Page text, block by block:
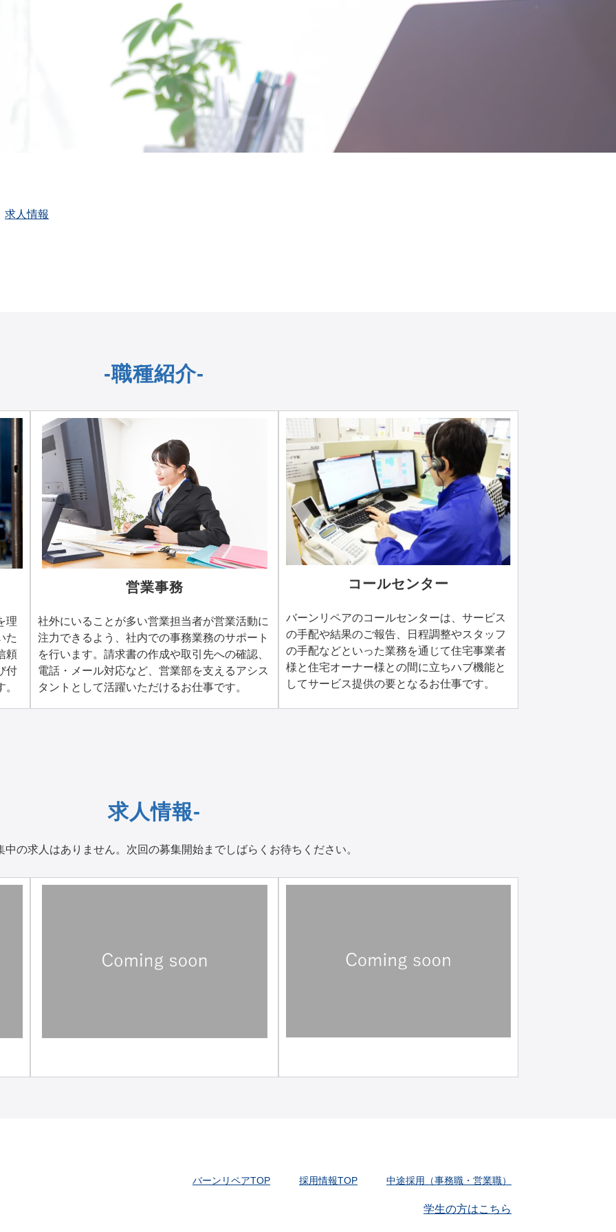
求人情報
-職種紹介-
理
た
頼
付
営業事務
社外にいることが多い営業担当者が営業活動に
注力できるよう、社内での事務業務のサポート
を行います。請求書の作成や取引先への確認、
電話・メール対応など、営業部を支えるアシス
タントとして活躍いただけるお仕事です。
コールセンター
バーンリペアのコールセンターは、サービス
の手配や結果のご報告、日程調整やスタッフ
の手配などといった業務を通じて住宅事業者
様と住宅オーナー様との間に立ちハブ機能と
してサービス提供の要となるお仕事です。
求人情報-
中の求人はありません。次回の募集開始までしばらくお待ちください。
バーンリペアTOP 採用情報TOP 中途採用（事務職・営業職）
学生の方はこちら